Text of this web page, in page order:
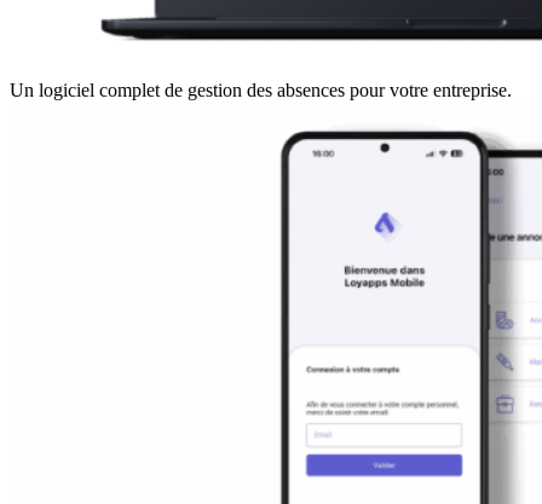
Un logiciel complet de gestion des absences pour votre entreprise.